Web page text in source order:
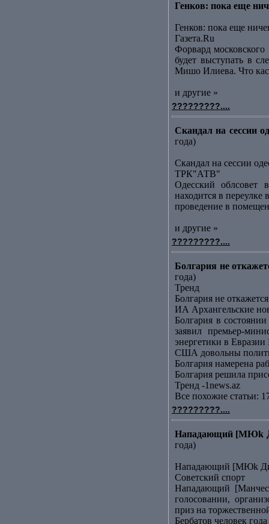
Генков: пока еще
Генков: пока еще
Газета.Ru
Форвард
будет выступать в
Мишо Илиева. Что
и другие »
?????????....
Скандал на сессии
года)
Скандал на сессии
ТРК"АТВ"
Одесский облсовет
находится в
проведение в
и другие »
?????????....
Болгария не
года)
Тренд
Болгария не
ИА Архангельские
Болгария в
заявил премьер-
энергетики в
США довольны
Болгария намерена
Болгария решила
Тренд -1news.az
Все похожие статьи:
?????????....
Нападающий [МЮk
года)
Нападающий [МЮk
Советский спорт
Нападающий
голосовании,
приз на
Бербатов человек